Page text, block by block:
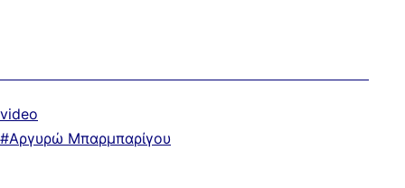
Κατηγοριοποιημένα
ως
video
ΜεΑργυρώ Μπαρμπαρίγου